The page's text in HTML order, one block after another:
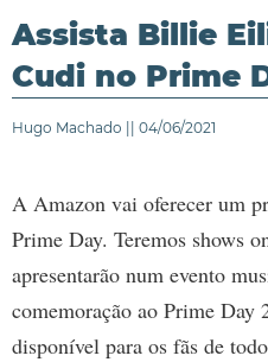
Assista Billie
Cudi no Prime
Hugo Machado || 04/06/2021
A Amazon vai oferecer um
Prime Day. Teremos shows
apresentarão num evento
comemoração ao Prime Day
disponível para os fãs de